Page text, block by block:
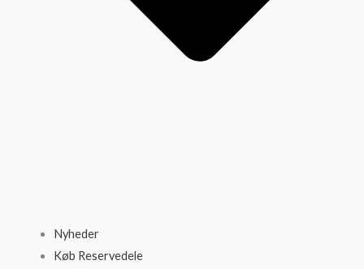
Nyheder
Køb Reservedele